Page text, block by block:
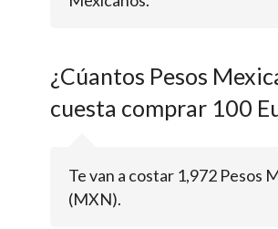
¿Cúantos Pesos
cuesta comprar 100
Te van a costar 1,972 Pesos
(MXN).